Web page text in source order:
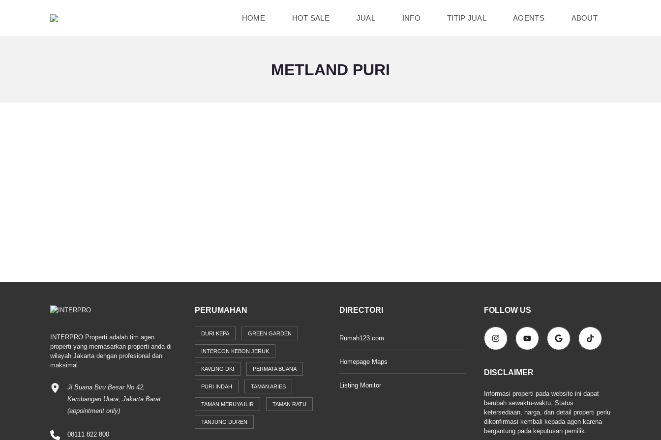
HOME HOT SALE JUAL INFO TITIP JUAL AGENTS ABOUT
METLAND PURI
INTERPRO Properti adalah tim agen
properti yang memasarkan properti anda di
wilayah Jakarta dengan profesional dan
maksimal.
Jl Buana Biru Besar No 42,
Kembangan Utara, Jakarta Barat.
(appointment only)
08111 822 800
PERUMAHAN
DURI KEPA GREEN GARDEN
INTERCON KEBON JERUK
KAVLING DKI PERMATA BUANA
PURI INDAH TAMAN ARIES
TAMAN MERUYA ILIR TAMAN RATU
TANJUNG DUREN
DIRECTORI
Rumah123.com
Homepage Maps
Listing Monitor
FOLLOW US
DISCLAIMER
Informasi properti pada website ini dapat
berubah sewaktu-waktu. Status
ketersediaan, harga, dan detail properti perlu
dikonfirmasi kembali kepada agen karena
bergantung pada keputusan pemilik.